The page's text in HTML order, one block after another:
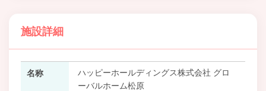
施設詳細
名称
ハッピーホールディングス株式会社 グロ
ーバルホーム松原